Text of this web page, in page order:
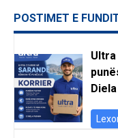
POSTIMET E